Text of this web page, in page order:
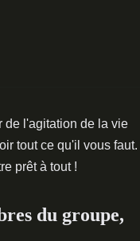
de l'agitation de la vie
tout ce qu'il vous faut.
prêt à tout !
du groupe,